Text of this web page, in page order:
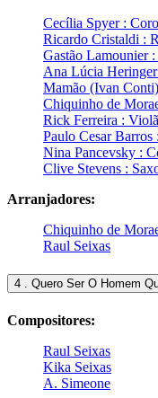
Cecília Spyer : Coro
Ricardo Cristaldi :
Gastão Lamounier
Ana Lúcia
Mamão (Ivan
Chiquinho de
Rick Ferreira :
Paulo Cesar
Nina Pancevsky :
Clive Stevens :
Arranjadores:
Chiquinho de
Raul Seixas
4 . Quero Ser O Homem
Compositores:
Raul Seixas
Kika Seixas
A. Simeone